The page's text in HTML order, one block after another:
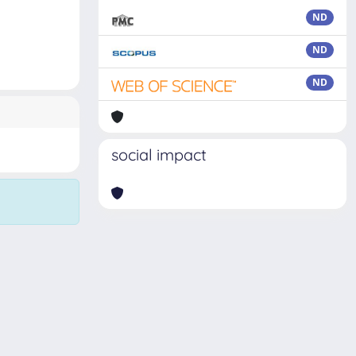
ND
ND
ND
social impact